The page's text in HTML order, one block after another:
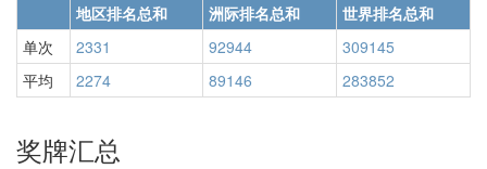
地区排名总和 洲际排名总和
世界排名总和
单次
2331 92944
309145
平均
2274 89146 283852
奖牌汇总